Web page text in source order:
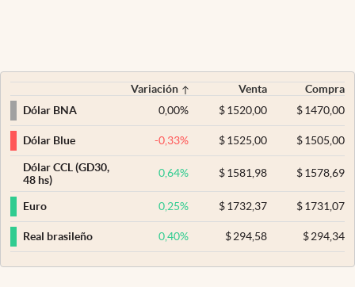
Variación Venta
Compra
Dólar BNA
0,00% $ 1520,00 $1470,00
Dólar Blue -0,33% $ 1525,00 $1505,00
Dólar CCL (GD30,
48 hs)
0,64% $ 1581,98 $1578,69
Euro 0,25% $ 1732,37 $1731,07
Real brasileño 0,40% $ 294,58 $294,34